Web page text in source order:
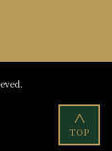
<
TOP